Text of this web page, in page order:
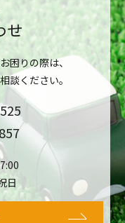
せ
困りの際は、
談ください。
日